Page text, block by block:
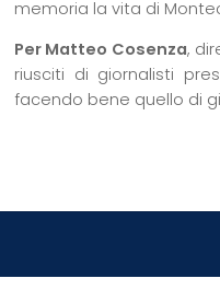
memoria la vita di
Per Matteo Cosenza,
riusciti di giornalisti
facendo bene quello di